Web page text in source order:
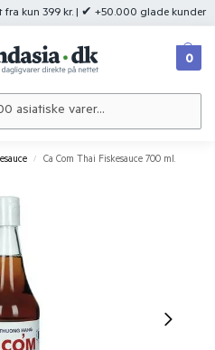
kun 399 kr. | ✔ +50.000 glade kunder
0
/ Ca Com Thai Fiskesauce 700 ml.